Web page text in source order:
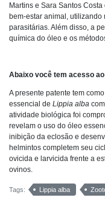
Martins e Sara Santos
bem-estar animal,
parasitárias. Além disso, a
química do óleo e os
Abaixo você tem acesso
A presente patente tem
essencial de Lippia alba
atividade biológica foi
revelam o uso do óleo
inibição da eclosão e
helmintos completem seu
ovicida e larvicida frente a
ovinos.
Tags: Lippia alba